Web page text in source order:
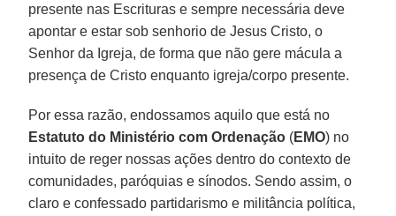
presente nas Escrituras e sempre necessária deve
apontar e estar sob senhorio de Jesus Cristo, o
Senhor da Igreja, de forma que não gere mácula a
presença de Cristo enquanto igreja/corpo presente.
Por essa razão, endossamos aquilo que está no
Estatuto do Ministério com Ordenação (EMO) no
intuito de reger nossas ações dentro do contexto de
comunidades, paróquias e sínodos. Sendo assim, o
claro e confessado partidarismo e militância política,